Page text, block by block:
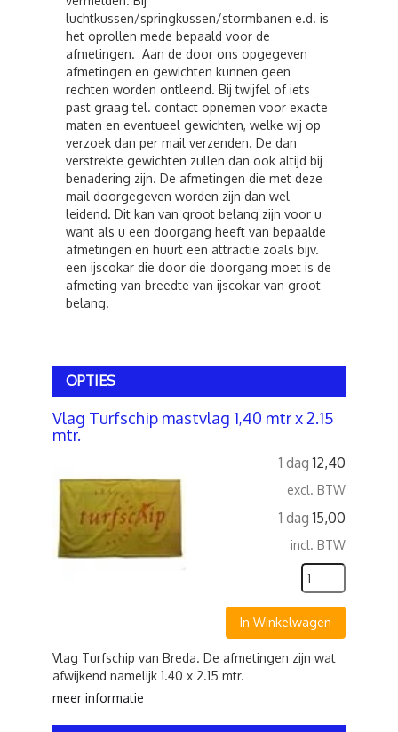
luchtkussen/springkussen/stormbanen e.d. is
het oprollen mede bepaald voor de
afmetingen. Aan de door ons opgegeven
afmetingen en gewichten kunnen geen
rechten worden ontleend. Bij twijfel of iets
past graag tel. contact opnemen voor exacte
maten en eventueel gewichten, welke wij op
verzoek dan per mail verzenden. De dan
verstrekte gewichten zullen dan ook altijd bij
benadering zijn. De afmetingen die met deze
mail doorgegeven worden zijn dan wel
leidend. Dit kan van groot belang zijn voor u
want als u een doorgang heeft van bepaalde
afmetingen en huurt een attractie zoals bijv.
een ijscokar die door die doorgang moet is de
afmeting van breedte van ijscokar van groot
belang.
OPTIES
Vlag Turfschip mastvlag 1,40 mtr x 2.15
mtr.
1 dag 12,40
excl. BTW
1 dag 15,00
incl. BTW
In Winkelwagen
Vlag Turfschip van Breda. De afmetingen zijn wat
afwijkend namelijk 1.40 x 2.15 mtr.
meer informatie